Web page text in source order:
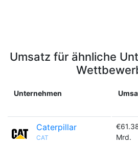
Umsatz für ähnliche
Unternehmen
Caterpillar
CAT
Mrd.